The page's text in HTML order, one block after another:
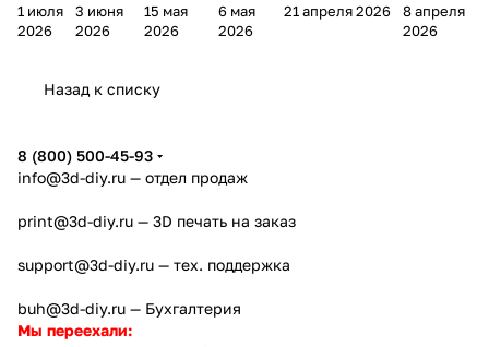
ера
Bamb
1 июля
2026
ра
Anycubi
4
3 июня
2026
а
FlashFo
Creator
15 мая
2026
ра
Bambu
6 мая
2026
принтеры на
21 апреля 2026
ра
FlashF
8 апреля
2026
Назад к списку
8 (800) 500-45-93
info@3d-diy.ru — отдел продаж
print@3d-diy.ru — 3D печать на заказ
support@3d-diy.ru — тех. поддержка
buh@3d-diy.ru — Бухгалтерия
Мы переехали: